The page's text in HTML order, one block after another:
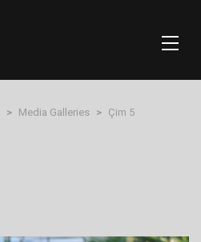
> Media Galleries > Çim 5